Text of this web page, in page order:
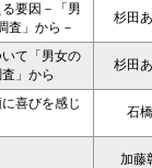
要因－「男
査」から－
杉田
て「男女の
」から
杉田
喜びを感じ
石
加藤